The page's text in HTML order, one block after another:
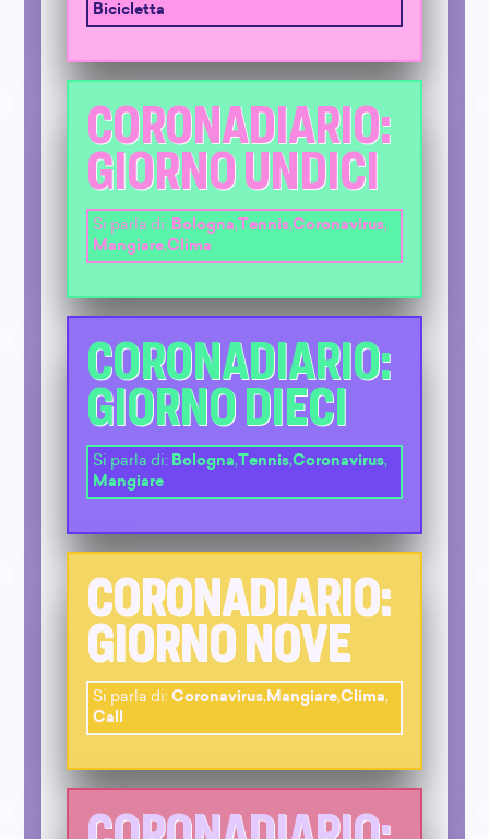
Bicicletta
CORONADIARIO:
GIORNO UNDICI
Si parla di: Bologna,Tennis,Coronavirus,
Mangiare,Clima
CORONADIARIO:
GIORNO DIECI
Si parla di: Bologna,Tennis,Coronavirus,
Mangiare
CORONADIARIO:
GIORNO NOVE
Si parla di: Coronavirus,Mangiare,Clima,
Call